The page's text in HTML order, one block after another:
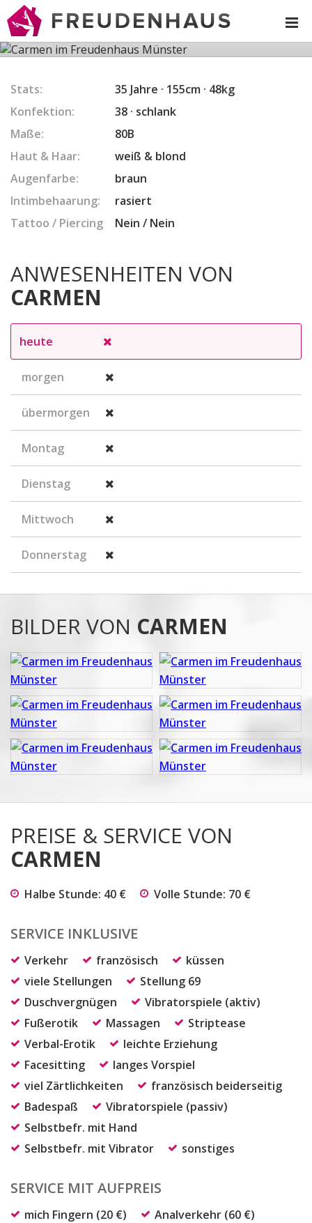
CARMEN
Stats:
35 Jahre · 155cm · 48kg
Konfektion:
38 · schlank
Maße:
80B
Haut & Haar:
weiß & blond
Augenfarbe:
braun
Intimbehaarung:
rasiert
Tattoo / Piercing
Nein / Nein
ANWESENHEITEN VON
CARMEN
heute
morgen
übermorgen
Montag
Dienstag
Mittwoch
Donnerstag
BILDER VON CARMEN
PREISE & SERVICE VON
CARMEN
Halbe Stunde: 40 € Volle Stunde: 70 €
SERVICE INKLUSIVE
Verkehr französisch
küssen
viele Stellungen
Stellung 69
Duschvergnügen
Vibratorspiele (aktiv)
Fußerotik
Massagen
Striptease
Verbal-Erotik
leichte Erziehung
Facesitting
langes Vorspiel
viel Zärtlichkeiten
französisch beiderseitig
Badespaß
Vibratorspiele (passiv)
Selbstbefr. mit Hand
Selbstbefr. mit Vibrator
sonstiges
SERVICE MIT AUFPREIS
mich Fingern (20 €)
Analverkehr (60 €)